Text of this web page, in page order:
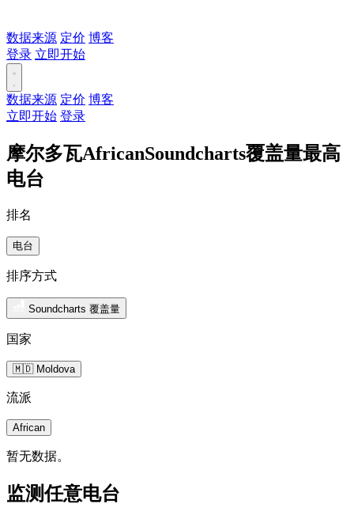
数据来源 定价 博客
登录 立即开始
数据来源 定价 博客
立即开始 登录
摩尔多瓦AfricanSoundcharts覆盖量最高
电台
排名
电台
排序方式
Soundcharts 覆盖量
国家
🇲🇩 Moldova
流派
African
暂无数据。
监测任意电台